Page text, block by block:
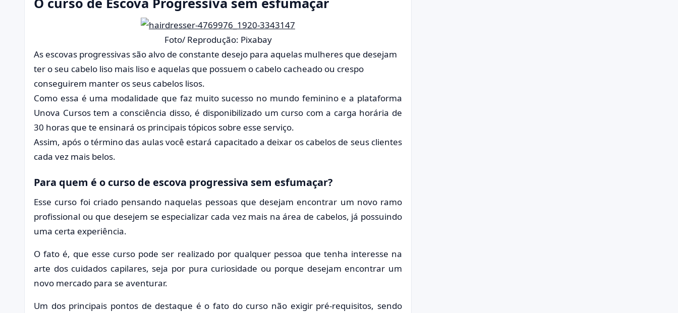
Foto/ Reprodução: Pixabay
As escovas progressivas são alvo de constante desejo para aquelas mulheres que desejam
ter o seu cabelo liso mais liso e aquelas que possuem o cabelo cacheado ou crespo
conseguirem manter os seus cabelos lisos.
Como essa é uma modalidade que faz muito sucesso no mundo feminino e a plataforma
Unova Cursos tem a consciência disso, é disponibilizado um curso com a carga horária de
30 horas que te ensinará os principais tópicos sobre esse serviço.
Assim, após o término das aulas você estará capacitado a deixar os cabelos de seus clientes
cada vez mais belos.
Para quem é o curso de escova progressiva sem esfumaçar?
Esse curso foi criado pensando naquelas pessoas que desejam encontrar um novo ramo
profissional ou que desejem se especializar cada vez mais na área de cabelos, já possuindo
uma certa experiência.
O fato é, que esse curso pode ser realizado por qualquer pessoa que tenha interesse na
arte dos cuidados capilares, seja por pura curiosidade ou porque desejam encontrar um
novo mercado para se aventurar.
Um dos principais pontos de destaque é o fato do curso não exigir pré-requisitos, sendo